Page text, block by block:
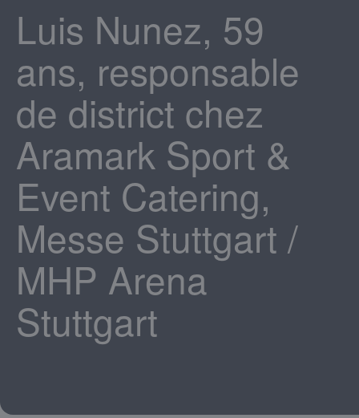
Luis Nunez, 59
ans, responsable
de district chez
Aramark Sport &
Event Catering,
Messe Stuttgart /
MHP Arena
Stuttgart